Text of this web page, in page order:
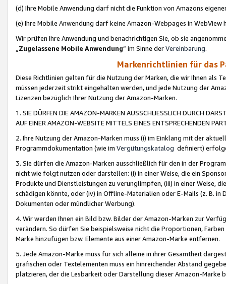
(d) Ihre Mobile Anwendung darf nicht die Funktion von Amazons
(e) Ihre Mobile Anwendung darf keine Amazon-Webpages in WebView
Wir prüfen Ihre Anwendung und benachrichtigen Sie, ob sie
„Zugelassene Mobile Anwendung“ im Sinne derVereinbarung.
Markenrichtlinien für das
Diese Richtlinien gelten für die Nutzung der Marken, die wir Ihnen als
müssen jederzeit strikt eingehalten werden, und jede Nutzung der
Lizenzen bezüglich Ihrer Nutzung der Amazon-Marken.
1. SIE DÜRFEN DIE AMAZON-MARKEN AUSSCHLIESSLICH DURCH
AUF EINER AMAZON-WEBSITE MITTELS EINES ENTSPRECHENDEN
2. Ihre Nutzung der Amazon-Marken muss (i) im Einklang mit der
Programmdokumentation (wie im Vergütungskatalog definiert)
3. Sie dürfen die Amazon-Marken ausschließlich für den in der
nicht wie folgt nutzen oder darstellen: (i) in einer Weise, die ein
Produkte und Dienstleistungen zu verunglimpfen, (iii) in einer Weise,
schädigen könnte, oder (iv) in Offline-Materialien oder E-Mails (z. B. in
Dokumenten oder mündlicher Werbung).
4. Wir werden Ihnen ein Bild bzw. Bilder der Amazon-Marken zur
verändern. So dürfen Sie beispielsweise nicht die Proportionen,
Marke hinzufügen bzw. Elemente aus einer Amazon-Marke entfernen.
5. Jede Amazon-Marke muss für sich alleine in ihrer Gesamtheit
grafischen oder Textelementen muss ein hinreichender Abstand
platzieren, der die Lesbarkeit oder Darstellung dieser Amazon-Marke